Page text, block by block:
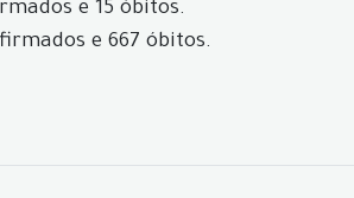
e 15 óbitos.
e 667 óbitos.